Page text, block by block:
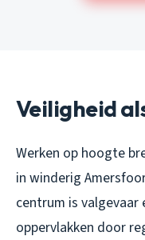
Veiligheid
Werken op hoogte
in winderig
centrum is
oppervlakken door